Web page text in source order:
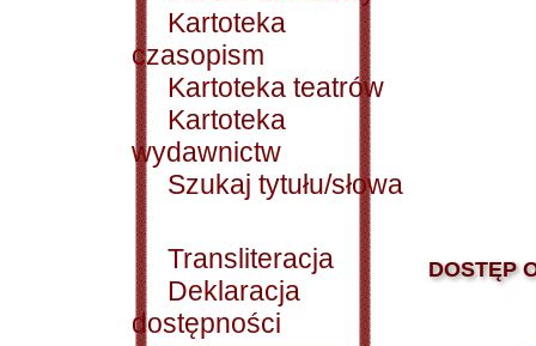
Kartoteka
czasopism
Kartoteka teatrów
Kartoteka
wydawnictw
Szukaj tytułu/słowa
Transliteracja
Deklaracja
dostępności
DOSTĘP